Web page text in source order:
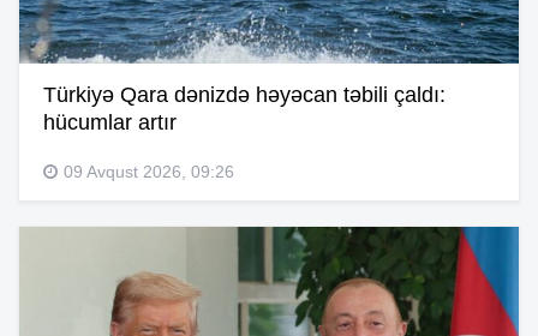
Türkiyə Qara dənizdə həyəcan təbili çaldı:
hücumlar artır
09 Avqust 2026, 09:26